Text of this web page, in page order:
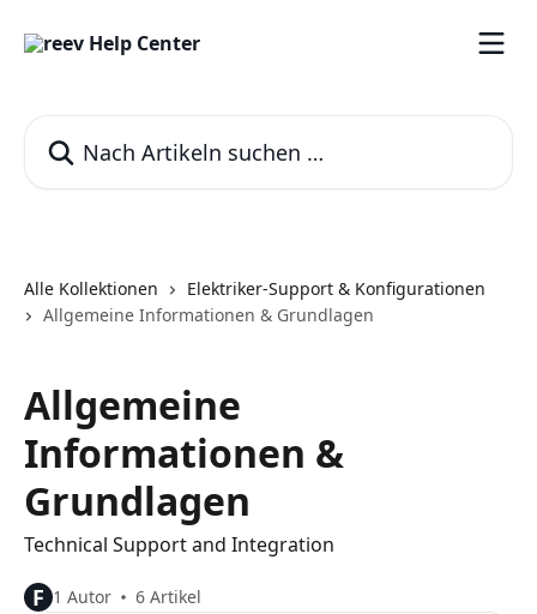
Alle Kollektionen
Elektriker-Support & Konfigurationen
Allgemeine Informationen & Grundlagen
Allgemeine
Informationen &
Grundlagen
Technical Support and Integration
F 1 Autor 6 Artikel